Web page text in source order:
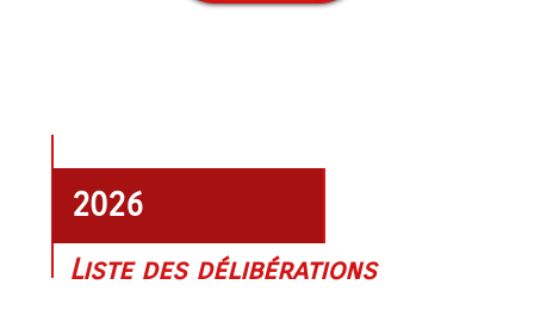
Liste des délibérations
2026